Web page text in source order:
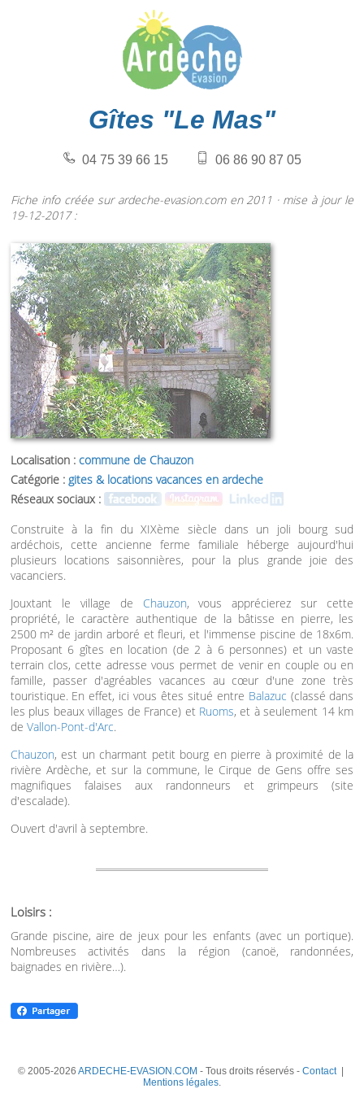
Gîtes "Le Mas"
04 75 39 66 15 06 86 90 87 05
Fiche info créée sur ardeche-evasion.com en 2011 · mise à jour le
19-12-2017 :
Localisation : commune de Chauzon
Catégorie : gites & locations vacances en ardeche
Réseaux sociaux :
Construite à la fin du XIXème siècle dans un joli bourg sud
ardéchois, cette ancienne ferme familiale héberge aujourd'hui
plusieurs locations saisonnières, pour la plus grande joie des
vacanciers.
Jouxtant le village de Chauzon, vous apprécierez sur cette
propriété, le caractère authentique de la bâtisse en pierre, les
2500 m² de jardin arboré et fleuri, et l'immense piscine de 18x6m.
Proposant 6 gîtes en location (de 2 à 6 personnes) et un vaste
terrain clos, cette adresse vous permet de venir en couple ou en
famille, passer d'agréables vacances au cœur d'une zone très
touristique. En effet, ici vous êtes situé entre Balazuc (classé dans
les plus beaux villages de France) et Ruoms, et à seulement 14 km
de Vallon-Pont-d'Arc.
Chauzon, est un charmant petit bourg en pierre à proximité de la
rivière Ardèche, et sur la commune, le Cirque de Gens offre ses
magnifiques falaises aux randonneurs et grimpeurs (site
d'escalade).
Ouvert d'avril à septembre.
Loisirs :
Grande piscine, aire de jeux pour les enfants (avec un portique).
Nombreuses activités dans la région (canoë, randonnées,
baignades en rivière…).
© 2005-2026 ARDECHE-EVASION.COM - Tous droits réservés - Contact|
Mentions légales.